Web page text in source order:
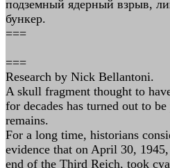
подземный ядерный взрыв,
бункер.
===
===
Research by Nick Bellantoni.
A skull fragment thought to
for decades has turned out to
remains.
For a long time, historians
evidence that on April 30,
end of the Third Reich, took